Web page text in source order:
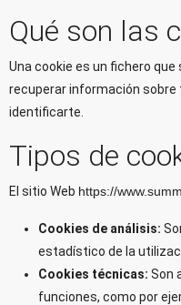
Qué son las
Una cookie es un fichero
recuperar información sobre
identificarte.
Tipos de
El sitio Web https://
Cookies de análisis:
estadístico de la
Cookies técnicas: Son
funciones, como por